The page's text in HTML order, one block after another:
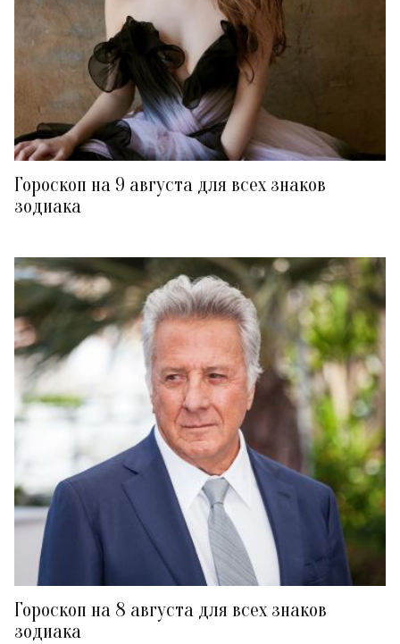
Гороскоп на 9 августа для всех знаков
зодиака
Гороскоп на 8 августа для всех знаков
зодиака